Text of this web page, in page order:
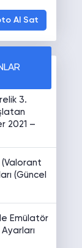
Al Sat
3.
2021 –
(Valorant
(Güncel
Emülatör